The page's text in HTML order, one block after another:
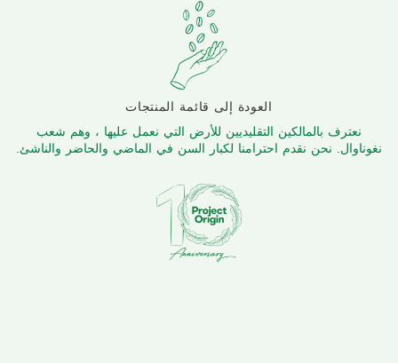
العودة إلى قائمة المنتجات
نعترف بالمالكين التقليديين للأرض التي نعمل عليها ، وهم شعب
نغوناوال. نحن نقدم احترامنا لكبار السن في الماضي والحاضر والناشئ.